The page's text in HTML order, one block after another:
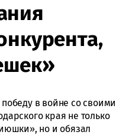
в войне со своими
края не только
но и обязал